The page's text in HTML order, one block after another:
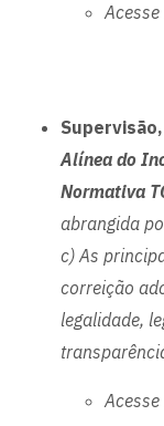
Alínea do
Normativa
abrangida
c) As
correição
legalidade,